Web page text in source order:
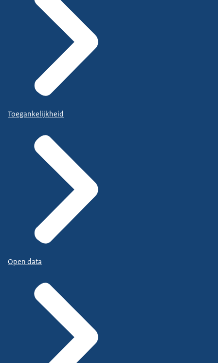
Toegankelijkheid
Open data